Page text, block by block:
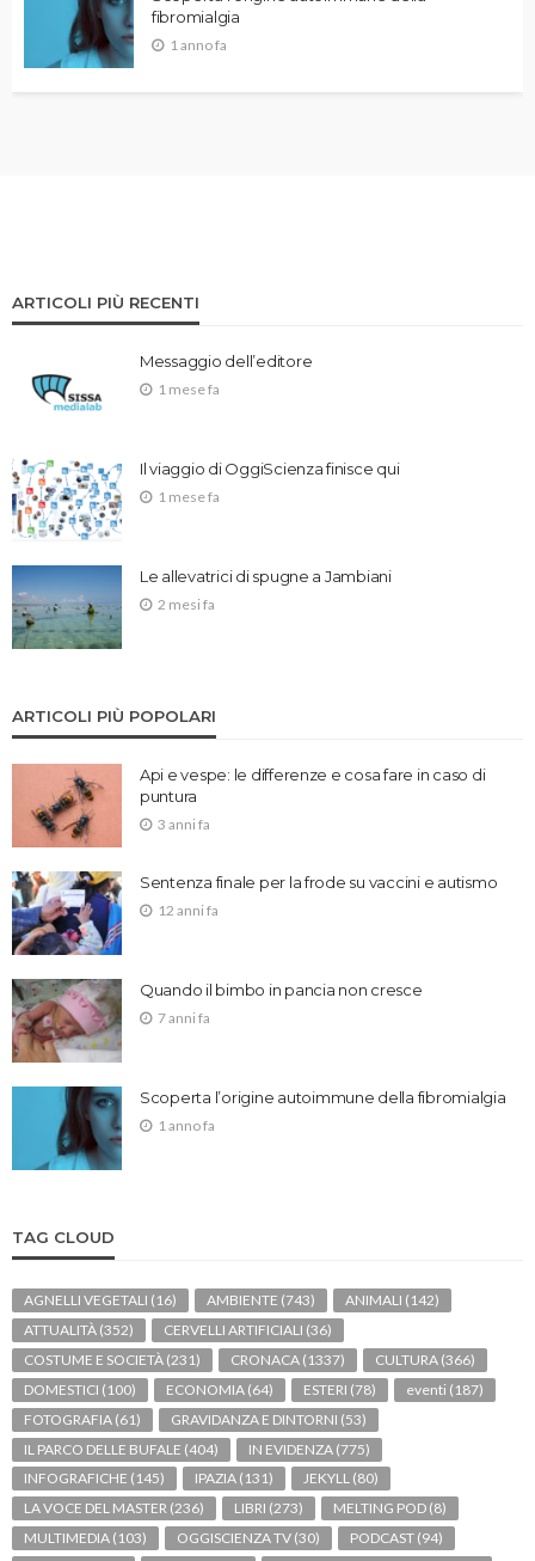
fibromialgia
1 anno fa
ARTICOLI PIÙ RECENTI
Messaggio dell’editore
1 mese fa
Il viaggio di OggiScienza finisce qui
1 mese fa
Le allevatrici di spugne a Jambiani
2 mesi fa
ARTICOLI PIÙ POPOLARI
Api e vespe: le differenze e cosa fare in caso di
puntura
3 anni fa
Sentenza finale per la frode su vaccini e autismo
12 anni fa
Quando il bimbo in pancia non cresce
7 anni fa
Scoperta l’origine autoimmune della fibromialgia
1 anno fa
TAG CLOUD
AGNELLI VEGETALI (16) AMBIENTE (743) ANIMALI (142)
ATTUALITÀ (352) CERVELLI ARTIFICIALI (36)
COSTUME E SOCIETÀ (231) CRONACA (1337) CULTURA (366)
DOMESTICI (100) ECONOMIA (64) ESTERI (78) eventi (187)
FOTOGRAFIA (61) GRAVIDANZA E DINTORNI (53)
IL PARCO DELLE BUFALE (404) IN EVIDENZA (775)
INFOGRAFICHE (145) IPAZIA (131) JEKYLL (80)
LA VOCE DEL MASTER (236) LIBRI (273) MELTING POD (8)
MULTIMEDIA (103) OGGISCIENZA TV (30) PODCAST (94)